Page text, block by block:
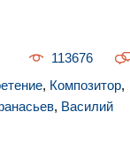
113676
, Композитор,
, Василий